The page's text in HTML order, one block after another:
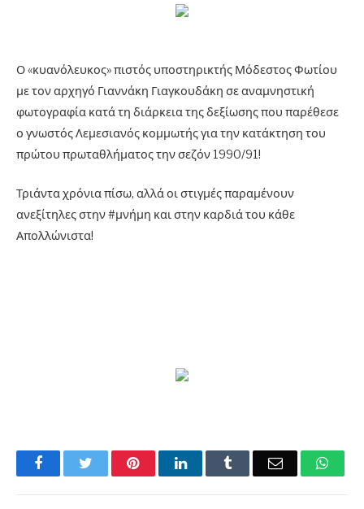
Ο «κυανόλευκος» πιστός υποστηρικτής Μόδεστος Φωτίου
με τον αρχηγό Γιαννάκη Γιαγκουδάκη σε αναμνηστική
φωτογραφία κατά τη διάρκεια της δεξίωσης που παρέθεσε
ο γνωστός Λεμεσιανός κομμωτής για την κατάκτηση του
πρώτου πρωταθλήματος την σεζόν 1990/91!
Τριάντα χρόνια πίσω, αλλά οι στιγμές παραμένουν
ανεξίτηλες στην #μνήμη και στην καρδιά του κάθε
Απολλώνιστα!
FacebookTwitter PinterestLinkedInTumblr Email